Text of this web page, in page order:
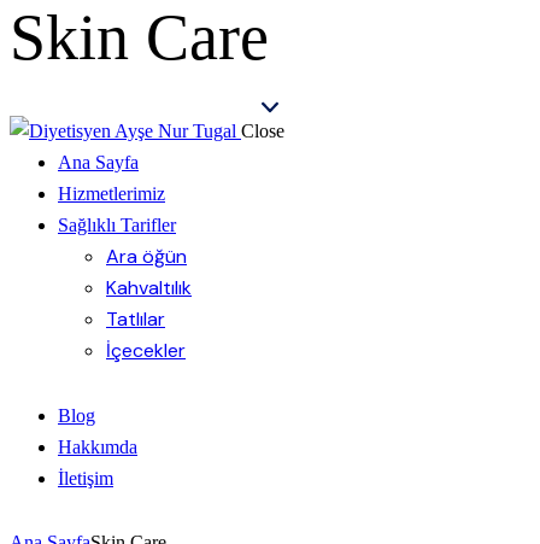
Skin Care
Close
Ana Sayfa
Hizmetlerimiz
Sağlıklı Tarifler
Ara öğün
Kahvaltılık
Tatlılar
İçecekler
Blog
Hakkımda
İletişim